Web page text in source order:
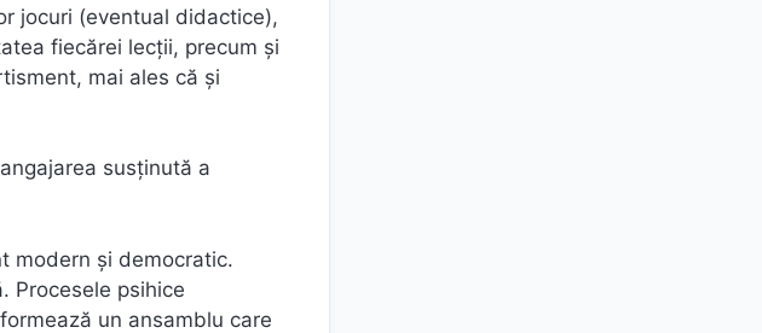
jocuri (eventual didactice),
fiecărei lecţii, precum şi
mai ales că şi
susţinută a
modern şi democratic.
Procesele psihice
un ansamblu care